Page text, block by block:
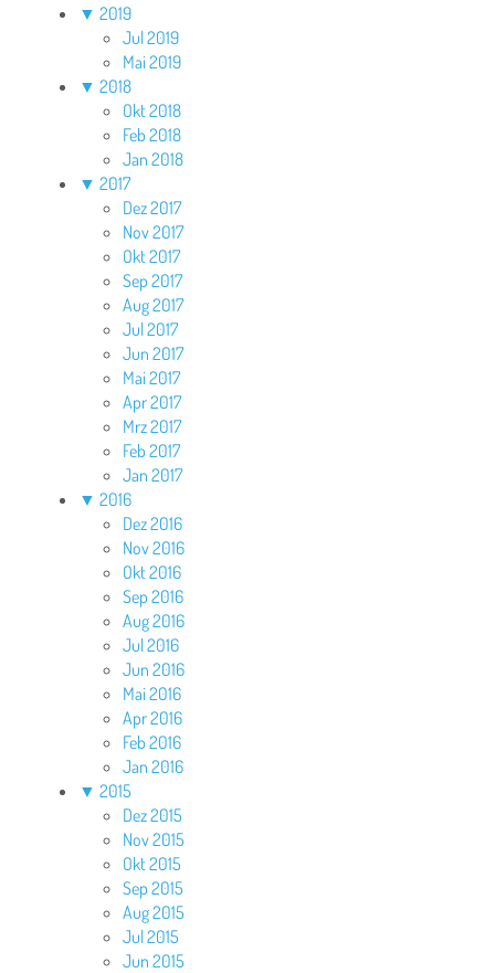
▼ 2019
Jul 2019
Mai 2019
▼ 2018
Okt 2018
Feb 2018
Jan 2018
▼ 2017
Dez 2017
Nov 2017
Okt 2017
Sep 2017
Aug 2017
Jul 2017
Jun 2017
Mai 2017
Apr 2017
Mrz 2017
Feb 2017
Jan 2017
▼ 2016
Dez 2016
Nov 2016
Okt 2016
Sep 2016
Aug 2016
Jul 2016
Jun 2016
Mai 2016
Apr 2016
Feb 2016
Jan 2016
▼ 2015
Dez 2015
Nov 2015
Okt 2015
Sep 2015
Aug 2015
Jul 2015
Jun 2015